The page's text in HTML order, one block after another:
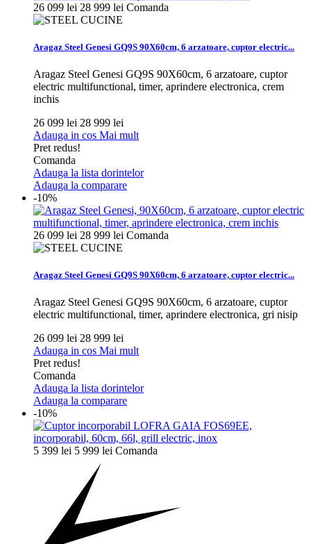
26 099 lei 28 999 lei Comanda
Aragaz Steel Genesi GQ9S 90X60cm, 6 arzatoare, cuptor electric...
Aragaz Steel Genesi GQ9S 90X60cm, 6 arzatoare, cuptor
electric multifunctional, timer, aprindere electronica, crem
inchis
26 099 lei 28 999 lei
Adauga in cos Mai mult
Pret redus!
Comanda
Adauga la lista dorintelor
Adauga la comparare
-10%
26 099 lei 28 999 lei Comanda
Aragaz Steel Genesi GQ9S 90X60cm, 6 arzatoare, cuptor electric...
Aragaz Steel Genesi GQ9S 90X60cm, 6 arzatoare, cuptor
electric multifunctional, timer, aprindere electronica, gri nisip
26 099 lei 28 999 lei
Adauga in cos Mai mult
Pret redus!
Comanda
Adauga la lista dorintelor
Adauga la comparare
-10%
5 399 lei 5 999 lei Comanda